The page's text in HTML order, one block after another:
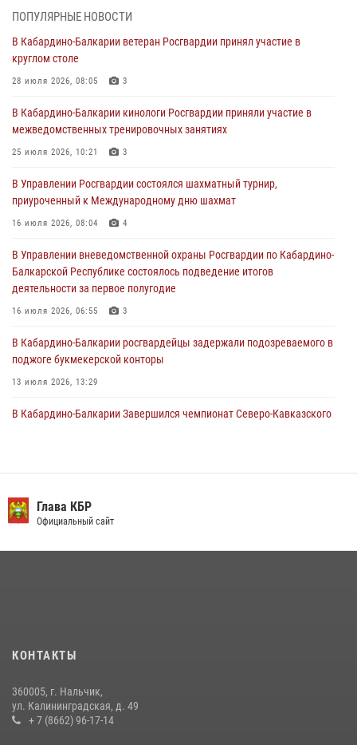
поздравил специалистов подразделений тыла с профессиональным
праздником
01 августа 2026, 00:10
Росгвардия обеспечивает безопасность граждан на южном
направлении
31 июля 2026, 09:22
Состоялась рабочая встреча директора Росгвардии Героя России
генерала армии Виктора Золотова с заместителем полномочного
представителя Президента Российской Федерации в Северо-
31 июля 2026, 06:45 1
Управление Росгвардии по Кабардино-Балкарской Республике
информирует
ПОПУЛЯРНЫЕ НОВОСТИ
В Кабардино-Балкарии ветеран Росгвардии принял участие в
круглом столе
28 июля 2026, 08:05 3
В Кабардино-Балкарии кинологи Росгвардии приняли участие в
межведомственных тренировочных занятиях
25 июля 2026, 10:21 3
В Управлении Росгвардии состоялся шахматный турнир,
приуроченный к Международному дню шахмат
16 июля 2026, 08:04 4
В Управлении вневедомственной охраны Росгвардии по Кабардино-
Балкарской Республике состоялось подведение итогов
деятельности за первое полугодие
16 июля 2026, 06:55 3
В Кабардино-Балкарии росгвардейцы задержали подозреваемого в
поджоге букмекерской конторы
13 июля 2026, 13:29
В Кабардино-Балкарии Завершился чемпионат Северо-Кавказского
округе Росгвардии
09 июля 2026, 08:36
В Кабардино-Балкарии при силовой поддержке росгвардии
задержали группу лиц с крупной партией наркотиков
Глава КБР
Официальный сайт
КОНТАКТЫ
360005, г. Нальчик,
ул. Калининградская, д. 49
+ 7 (8662) 96-17-14